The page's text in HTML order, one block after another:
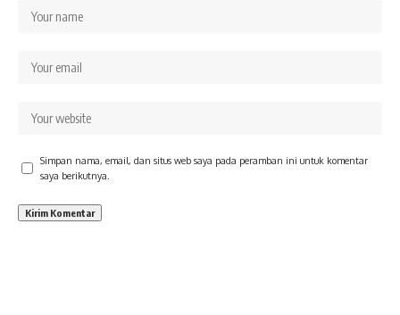
Simpan nama, email, dan situs web saya pada peramban ini untuk komentar
saya berikutnya.